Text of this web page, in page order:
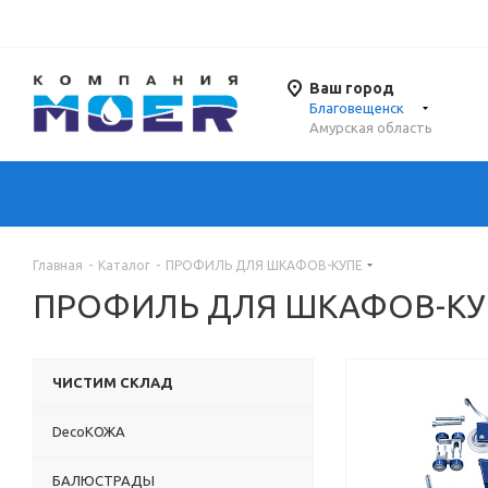
Ваш город
Благовещенск
Амурская область
Главная - Каталог - ПРОФИЛЬ ДЛЯ ШКАФОВ-КУПЕ
ПРОФИЛЬ ДЛЯ ШКАФОВ-
ЧИСТИМ СКЛАД
DecoКОЖА
БАЛЮСТРАДЫ